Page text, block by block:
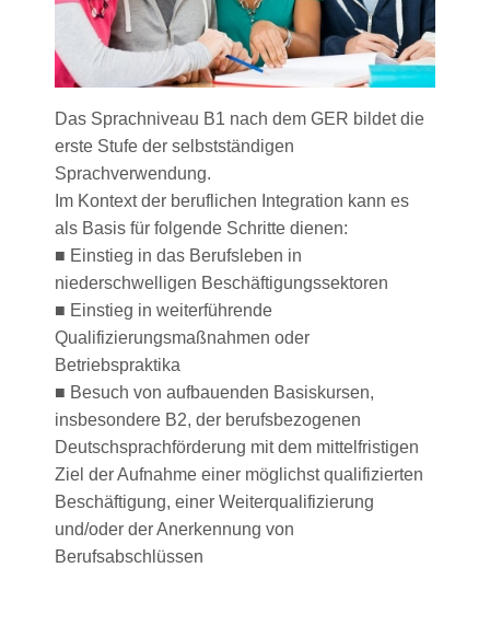
Das Sprachniveau B1 nach dem GER bildet die
erste Stufe der selbstständigen
Sprachverwendung.
Im Kontext der beruflichen Integration kann es
als Basis für folgende Schritte dienen:
■ Einstieg in das Berufsleben in
niederschwelligen Beschäftigungssektoren
■ Einstieg in weiterführende
Qualifizierungsmaßnahmen oder
Betriebspraktika
■ Besuch von aufbauenden Basiskursen,
insbesondere B2, der berufsbezogenen
Deutschsprachförderung mit dem mittelfristigen
Ziel der Aufnahme einer möglichst qualifizierten
Beschäftigung, einer Weiterqualifizierung
und/oder der Anerkennung von
Berufsabschlüssen